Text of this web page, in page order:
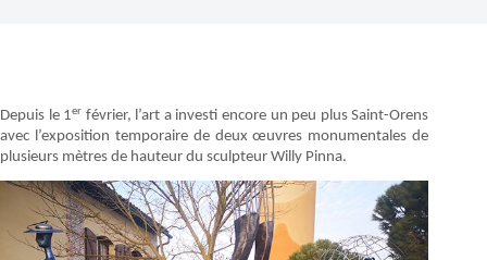
Depuis le 1er février, l’art a investi encore un peu plus Saint-Orens
avec l’exposition temporaire de deux œuvres monumentales de
plusieurs mètres de hauteur du sculpteur Willy Pinna.